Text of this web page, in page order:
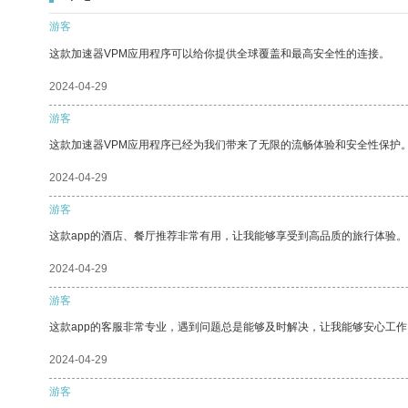
游客
这款加速器VPM应用程序可以给你提供全球覆盖和最高安全性的连接。
2024-04-29
游客
这款加速器VPM应用程序已经为我们带来了无限的流畅体验和安全性保护
2024-04-29
游客
这款app的酒店、餐厅推荐非常有用，让我能够享受到高品质的旅行体验。
2024-04-29
游客
这款app的客服非常专业，遇到问题总是能够及时解决，让我能够安心工
2024-04-29
游客